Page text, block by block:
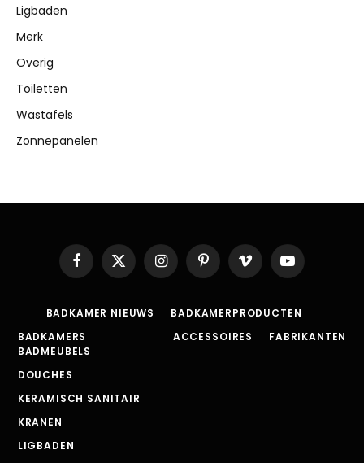
Ligbaden
Merk
Overig
Toiletten
Wastafels
Zonnepanelen
Facebook
X
(Twitter)
InstagramPinterestVimeo YouTube
BADKAMER NIEUWS
BADKAMERPRODUCTEN
BADKAMERS
BADMEUBELS
DOUCHES
KERAMISCH SANITAIR
KRANEN
LIGBADEN
ACCESSOIRES FABRIKANTEN